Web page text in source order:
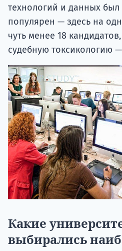
технологий и данных
популярен — здесь на
чуть менее 18
судебную токсикологию
Какие
выбирались